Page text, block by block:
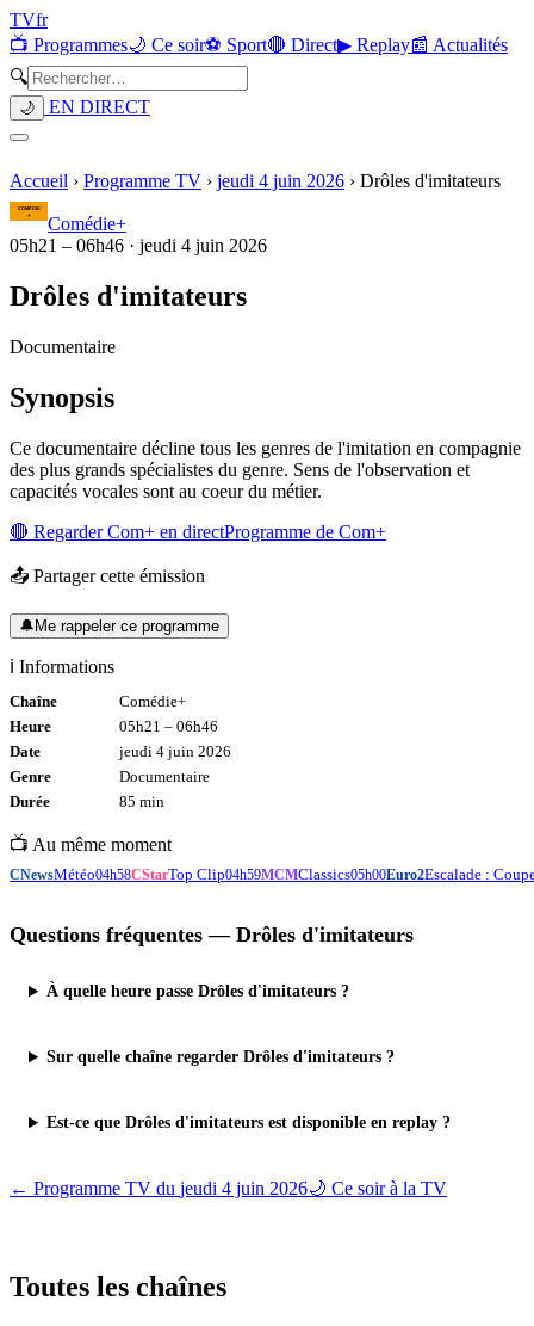
TVfr
📺 Programmes🌙 Ce soir⚽ Sport🔴 Direct▶ Replay📰 Actualités
🔍
🌙 EN DIRECT
Accueil › Programme TV › jeudi 4 juin 2026 › Drôles d'imitateurs
Comédie+
05h21 – 06h46 · jeudi 4 juin 2026
Drôles d'imitateurs
Documentaire
Synopsis
Ce documentaire décline tous les genres de l'imitation en compagnie
des plus grands spécialistes du genre. Sens de l'observation et
capacités vocales sont au coeur du métier.
🔴 RegarderCom+ en directProgramme de Com+
📤 Partager cette émission
🔔Me rappeler ce programme
ℹ️ Informations
Chaîne
Comédie+
Heure
05h21 – 06h46
Date
jeudi 4 juin 2026
Genre
Documentaire
Durée
85 min
📺 Au même moment
CNewsMétéo04h58CStarTop Clip04h59MCMClassics05h00Euro2Escalade :
Questions fréquentes — Drôles d'imitateurs
À quelle heure passe Drôles d'imitateurs ?
Sur quelle chaîne regarder Drôles d'imitateurs ?
Est-ce que Drôles d'imitateurs est disponible en replay ?
← Programme TV du jeudi 4 juin 2026🌙 Ce soir à la TV
Toutes les chaînes